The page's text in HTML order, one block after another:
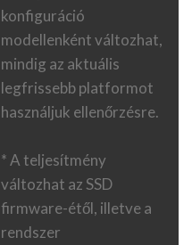
konfiguráció
modellenként változhat,
mindig az aktuális
legfrissebb platformot
használjuk ellenőrzésre.
* A teljesítmény
változhat az SSD
firmware-étől, illetve a
rendszer